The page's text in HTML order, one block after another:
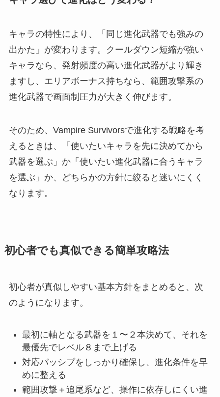
キャラの特性により、「同じ進化武器でも強みの
出かた」が変わります。クールダウン短縮が強い
キャラなら、発射頻度の高い進化武器がより輝き
ますし、エリアボーナス持ちなら、範囲攻撃系の
進化武器で画面制圧力が大きく伸びます。
そのため、Vampire Survivorsで進化する戦略を考
えるときは、「使いたいキャラを先に決めてから
武器を選ぶ」か「使いたい進化武器に合うキャラ
を選ぶ」か、どちらかの方針に絞ると迷いにくく
なります。
初心者でも真似できる簡単攻略法
初心者が真似しやすい基本方針をまとめると、次
のようになります。
最初に軸となる武器を１〜２本決めて、それを
最優先でレベル８まで上げる
対応パッシブをしっかり確保し、進化条件を早
めに整える
範囲攻撃＋追尾系など、操作に依存しにくい進